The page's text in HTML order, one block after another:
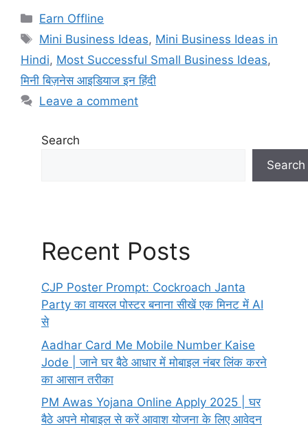
c
e
b
o
o
at
s
A
p
p
gr
a
m
e
Categories
Earn Offline
Tags
Mini Business Ideas, Mini Business Ideas in
Hindi, Most Successful Small Business Ideas,
मिनी बिज़नेस आइडियाज इन हिंदी
Leave a comment
Search
Search
Recent Posts
CJP Poster Prompt: Cockroach Janta
Party का वायरल पोस्टर बनाना सीखें एक मिनट में AI
से
Aadhar Card Me Mobile Number Kaise
Jode | जाने घर बैठे आधार में मोबाइल नंबर लिंक करने
का आसान तरीका
PM Awas Yojana Online Apply 2025 | घर
बैठे अपने मोबाइल से करें आवाश योजना के लिए आवेदन